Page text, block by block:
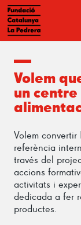
Volem
un
Volem
referència
través del
accions
activitats i
dedicada a fer
productes.